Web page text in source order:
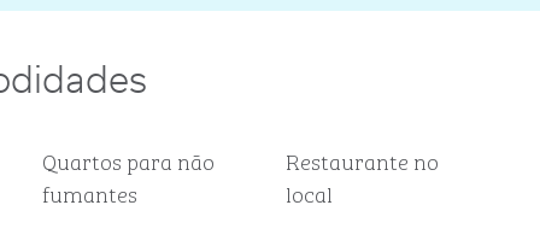
Quartos para não
fumantes
Restaurante no
local